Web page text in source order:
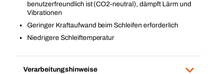
benutzerfreundlich ist (CO2-neutral), dämpft Lärm und
Vibrationen
Geringer Kraftaufwand beim Schleifen erforderlich
Niedrigere Schleiftemperatur
Verarbeitungshinweise